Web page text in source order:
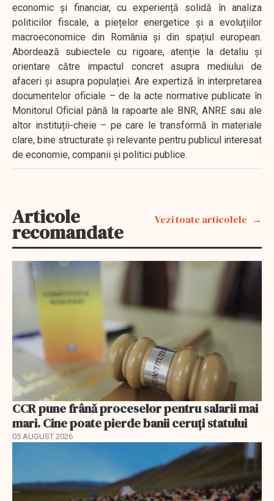
economic și financiar, cu experiență solidă în analiza
politicilor fiscale, a piețelor energetice și a evoluțiilor
macroeconomice din România și din spațiul european.
Abordează subiectele cu rigoare, atenție la detaliu și
orientare către impactul concret asupra mediului de
afaceri și asupra populației. Are expertiză în interpretarea
documentelor oficiale – de la acte normative publicate în
Monitorul Oficial până la rapoarte ale BNR, ANRE sau ale
altor instituții-cheie – pe care le transformă în materiale
clare, bine structurate și relevante pentru publicul interesat
de economie, companii și politici publice.
Articole
recomandate
Vezi toate articolele
CCR pune frână proceselor pentru salarii mai
mari. Cine poate pierde banii ceruți statului
05 AUGUST 2026